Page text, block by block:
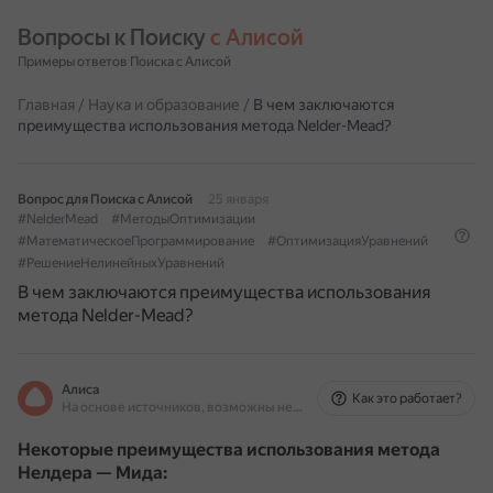
Вопросы к Поиску с Алисой
Примеры ответов Поиска с Алисой
Главная / Наука и образование / В чем заключаются
преимущества использования метода Nelder-Mead?
Вопрос для Поиска с Алисой
25 января
#NelderMead
#МетодыОптимизации
#МатематическоеПрограммирование
#ОптимизацияУравнений
#РешениеНелинейныхУравнений
В чем заключаются преимущества использования
метода Nelder-Mead?
Алиса
На основе источников, возможны неточности
Как это работает?
Некоторые преимущества использования метода
Нелдера — Мида: